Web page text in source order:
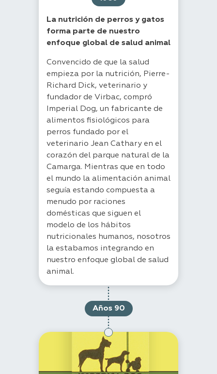
La nutrición de perros y gatos
forma parte de nuestro
enfoque global de salud animal
Convencido de que la salud
empieza por la nutrición, Pierre-
Richard Dick, veterinario y
fundador de Virbac, compró
Imperial Dog, un fabricante de
alimentos fisiológicos para
perros fundado por el
veterinario Jean Cathary en el
corazón del parque natural de la
Camarga. Mientras que en todo
el mundo la alimentación animal
seguía estando compuesta a
menudo por raciones
domésticas que siguen el
modelo de los hábitos
nutricionales humanos, nosotros
la estabamos integrando en
nuestro enfoque global de salud
animal.
Años 90